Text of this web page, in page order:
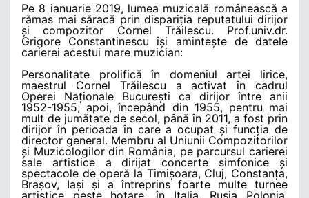
Pe 8 ianuarie 2019, lumea muzicală românească a
rămas mai săracă prin dispariția reputatului dirijor
și compozitor Cornel Trăilescu. Prof.univ.dr.
Grigore Constantinescu își amintește de datele
carierei acestui mare muzician:
Personalitate prolifică în domeniul artei lirice,
maestrul Cornel Trăilescu a activat în cadrul
Operei Naționale București ca dirijor între anii
1952-1955, apoi, începând din 1955, pentru mai
mult de jumătate de secol, până în 2011, a fost prin
dirijor în perioada în care a ocupat și funcția de
director general. Membru al Uniunii Compozitorilor
și Muzicologilor din România, pe parcursul carierei
sale artistice a dirijat concerte simfonice și
spectacole de operă la Timișoara, Cluj, Constanța,
Brașov, Iași și a întreprins foarte multe turnee
artistice peste hotare, în Italia, Rusia Polonia,